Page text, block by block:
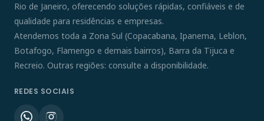
Rio de Janeiro, oferecendo soluções rápidas, confiáveis e de
qualidade para residências e empresas.
Atendemos toda a Zona Sul (Copacabana, Ipanema, Leblon,
Botafogo, Flamengo e demais bairros), Barra da Tijuca e
Recreio. Outras regiões: consulte a disponibilidade.
REDES SOCIAIS